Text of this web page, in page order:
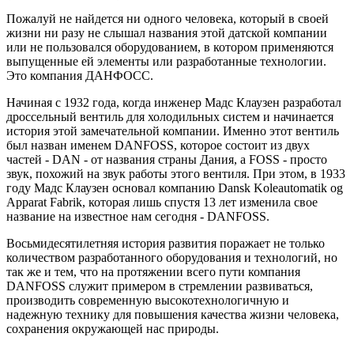
Пожалуй не найдется ни одного человека, который в своей
жизни ни разу не слышал названия этой датской компании
или не пользовался оборудованием, в котором применяются
выпущенные ей элементы или разработанные технологии.
Это компания ДАНФОСС.
Начиная с 1932 года, когда инженер Мадс Клаузен разработал
дроссельный вентиль для холодильных систем и начинается
история этой замечательной компании. Именно этот вентиль
был назван именем DANFOSS, которое состоит из двух
частей - DAN - от названия страны Дания, а FOSS - просто
звук, похожий на звук работы этого вентиля. При этом, в 1933
году Мадс Клаузен основал компанию Dansk Koleautomatik og
Apparat Fabrik, которая лишь спустя 13 лет изменила свое
название на известное нам сегодня - DANFOSS.
Восьмидесятилетняя история развития поражает не только
количеством разработанного оборудования и технологий, но
так же и тем, что на протяжении всего пути компания
DANFOSS служит примером в стремлении развиваться,
производить современную высокотехнологичную и
надежную технику для повышения качества жизни человека,
сохранения окружающей нас природы.